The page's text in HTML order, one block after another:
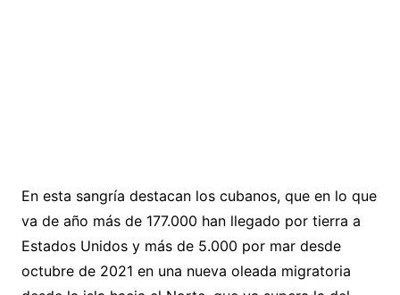
En esta sangría destacan los cubanos, que en lo que
va de año más de 177.000 han llegado por tierra a
Estados Unidos y más de 5.000 por mar desde
octubre de 2021 en una nueva oleada migratoria